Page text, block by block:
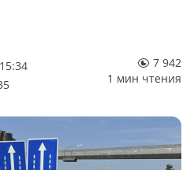
7 942
1 мин чтения